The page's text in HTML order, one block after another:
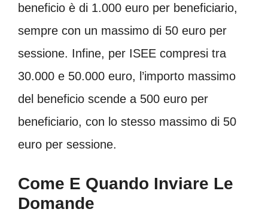
beneficio è di 1.000 euro per beneficiario,
sempre con un massimo di 50 euro per
sessione. Infine, per ISEE compresi tra
30.000 e 50.000 euro, l’importo massimo
del beneficio scende a 500 euro per
beneficiario, con lo stesso massimo di 50
euro per sessione.
Come E Quando Inviare Le
Domande